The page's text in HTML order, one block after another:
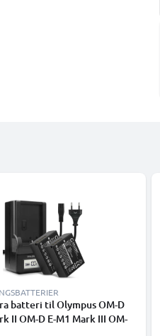
batteri til Olympus OM-D
II OM-D E-M1 Mark III OM-